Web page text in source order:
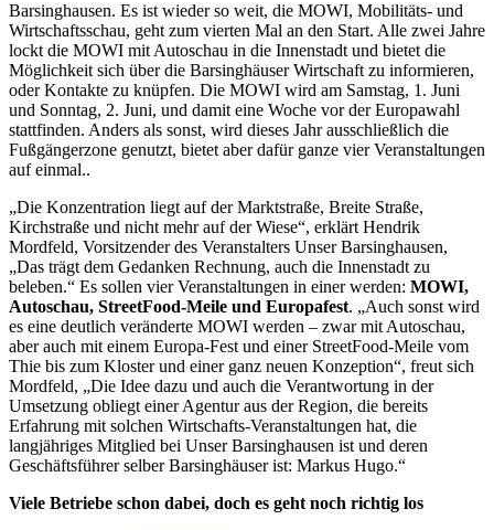
Barsinghausen. Es ist wieder so weit, die MOWI, Mobilitäts- und
Wirtschaftsschau, geht zum vierten Mal an den Start. Alle zwei Jahre
lockt die MOWI mit Autoschau in die Innenstadt und bietet die
Möglichkeit sich über die Barsinghäuser Wirtschaft zu informieren,
oder Kontakte zu knüpfen. Die MOWI wird am Samstag, 1. Juni
und Sonntag, 2. Juni, und damit eine Woche vor der Europawahl
stattfinden. Anders als sonst, wird dieses Jahr ausschließlich die
Fußgängerzone genutzt, bietet aber dafür ganze vier Veranstaltungen
auf einmal..
„Die Konzentration liegt auf der Marktstraße, Breite Straße,
Kirchstraße und nicht mehr auf der Wiese“, erklärt Hendrik
Mordfeld, Vorsitzender des Veranstalters Unser Barsinghausen,
„Das trägt dem Gedanken Rechnung, auch die Innenstadt zu
beleben.“ Es sollen vier Veranstaltungen in einer werden: MOWI,
Autoschau, StreetFood-Meile und Europafest. „Auch sonst wird
es eine deutlich veränderte MOWI werden – zwar mit Autoschau,
aber auch mit einem Europa-Fest und einer StreetFood-Meile vom
Thie bis zum Kloster und einer ganz neuen Konzeption“, freut sich
Mordfeld, „Die Idee dazu und auch die Verantwortung in der
Umsetzung obliegt einer Agentur aus der Region, die bereits
Erfahrung mit solchen Wirtschafts-Veranstaltungen hat, die
langjähriges Mitglied bei Unser Barsinghausen ist und deren
Geschäftsführer selber Barsinghäuser ist: Markus Hugo.“
Viele Betriebe schon dabei, doch es geht noch richtig los